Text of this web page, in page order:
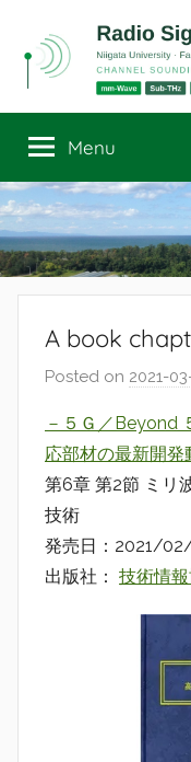
content
Radio
Signal
Channel
Sounding
Sensing
Menu
A book
Posted on 2021-
－５Ｇ／Beyond
応部材の最新開発
第6章 第2節 ミリ
技術
発売日：2021/
出版社： 技術情